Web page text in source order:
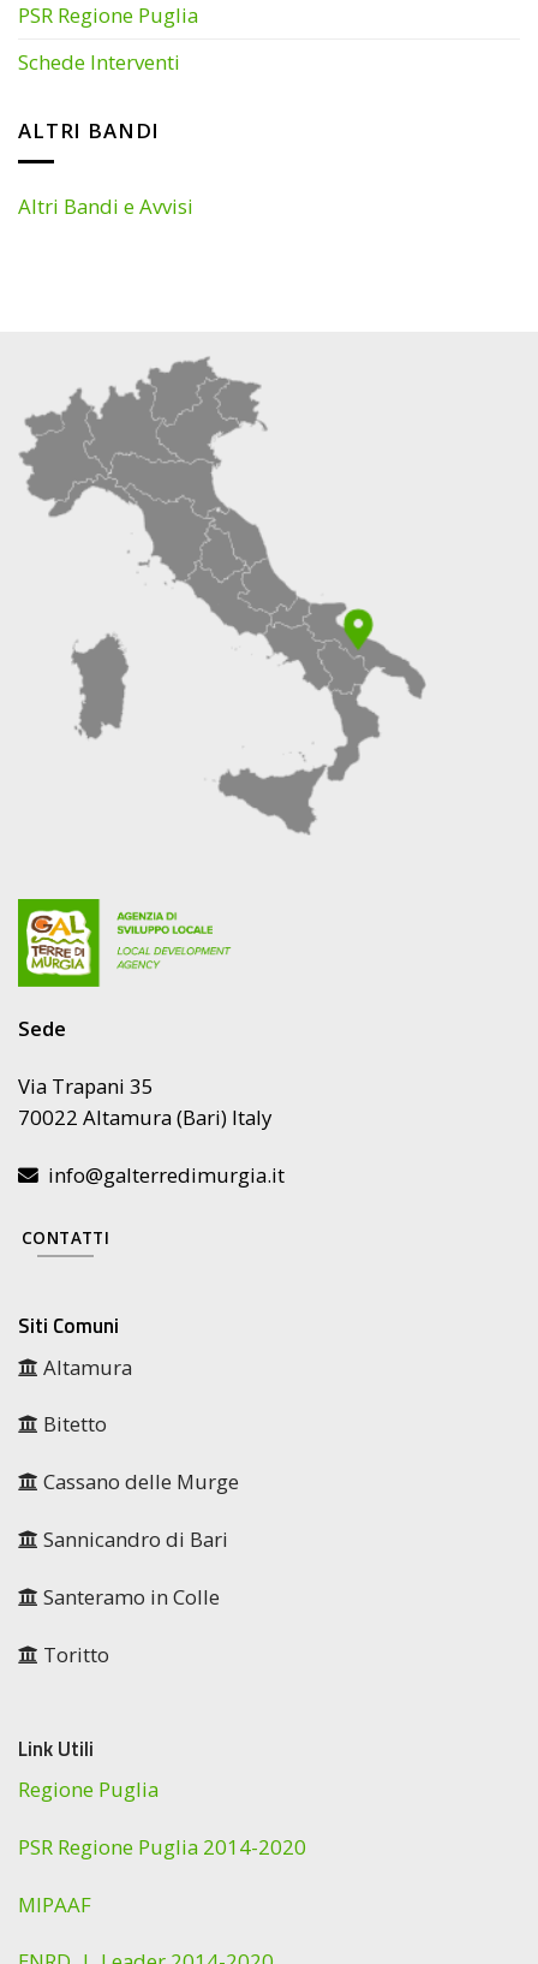
PSR Regione Puglia
Schede Interventi
ALTRI BANDI
Altri Bandi e Avvisi
Sede
Via Trapani 35
70022 Altamura (Bari) Italy
info@galterredimurgia.it
CONTATTI
Siti Comuni
Altamura
Bitetto
Cassano delle Murge
Sannicandro di Bari
Santeramo in Colle
Toritto
Link Utili
Regione Puglia
PSR Regione Puglia 2014-2020
MIPAAF